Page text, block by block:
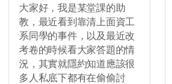
大家好，我是某堂課的助
教，最近看到靠清上面資工
系同學的事件，以及最近改
考卷的時候看大家答題的情
況，其實就隱約知道應該很
多人私底下都有在偷偷討